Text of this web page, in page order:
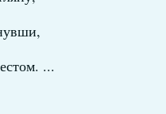
...